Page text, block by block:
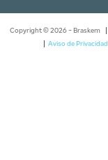
Copyright © 2026 - Braskem
Aviso de Privacidad